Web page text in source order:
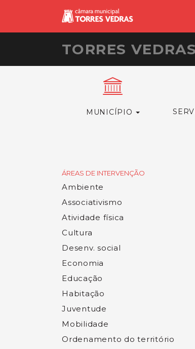
TORRES VEDRAS
MUNICÍPIO
ÁREAS DE INTERVENÇÃO
Ambiente
Associativismo
Atividade física
Cultura
Desenv. social
Economia
Educação
Habitação
Juventude
Mobilidade
Ordenamento do território